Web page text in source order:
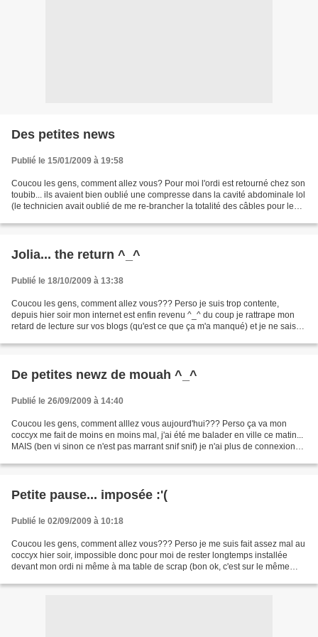
Des petites news
Publié le 15/01/2009 à 19:58
Coucou les gens, comment allez vous? Pour moi l'ordi est retourné chez son
toubib... ils avaient bien oublié une compresse dans la cavité abdominale lol
(le technicien avait oublié de me re-brancher la totalité des câbles pour le
Jolia... the return ^_^
Publié le 18/10/2009 à 13:38
Coucou les gens, comment allez vous??? Perso je suis trop contente,
depuis hier soir mon internet est enfin revenu ^_^ du coup je rattrape mon
retard de lecture sur vos blogs (qu'est ce que ça m'a manqué) et je ne sais
De petites newz de mouah ^_^
Publié le 26/09/2009 à 14:40
Coucou les gens, comment alllez vous aujourd'hui??? Perso ça va mon
coccyx me fait de moins en moins mal, j'ai été me balader en ville ce matin...
MAIS (ben vi sinon ce n'est pas marrant snif snif) je n'ai plus de connexion
Petite pause... imposée :'(
Publié le 02/09/2009 à 10:18
Coucou les gens, comment allez vous??? Perso je me suis fait assez mal au
coccyx hier soir, impossible donc pour moi de rester longtemps installée
devant mon ordi ni même à ma table de scrap (bon ok, c'est sur le même